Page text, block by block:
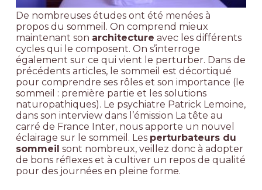
De nombreuses études ont été menées à
propos du sommeil. On comprend mieux
maintenant son architecture avec les différents
cycles qui le composent. On s’interroge
également sur ce qui vient le perturber. Dans de
précédents articles, le sommeil est décortiqué
pour comprendre ses rôles et son importance (le
sommeil : première partie et les solutions
naturopathiques). Le psychiatre Patrick Lemoine,
dans son interview dans l’émission La tête au
carré de France Inter, nous apporte un nouvel
éclairage sur le sommeil. Les perturbateurs du
sommeil sont nombreux, veillez donc à adopter
de bons réflexes et à cultiver un repos de qualité
pour des journées en pleine forme.